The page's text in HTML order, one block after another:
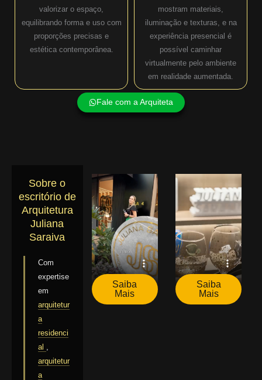
valorizar o espaço,
equilibrando forma e uso com
proporções precisas e
estética contemporânea.
mostram materiais,
iluminação e texturas, e na
experiência presencial é
possível caminhar
virtualmente pelo ambiente
em realidade aumentada.
Fale com a Arquiteta
Sobre o
escritório de
Arquitetura
Juliana
Saraiva
Com
expertise
em
arquitetur
a
residenci
al
arquitetur
a
Saiba
Mais
Saiba
Mais